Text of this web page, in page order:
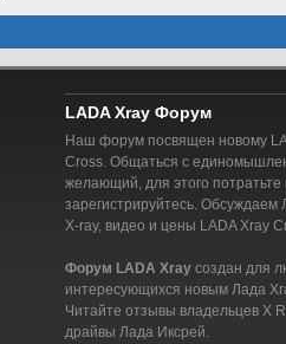
LADA Xray Форум
Наш форум посвящен новому
Cross. Общаться с
желающий, для этого
зарегистрируйтесь.
X-ray, видео и цены LADA Xray
Форум LADA Xray создан для
интересующихся новым Лада
Читайте отзывы владельцев X
драйвы Лада Иксрей.